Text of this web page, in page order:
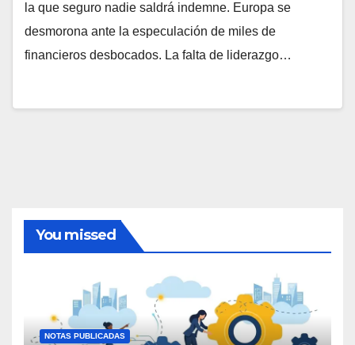
la que seguro nadie saldrá indemne. Europa se
desmorona ante la especulación de miles de
financieros desbocados. La falta de liderazgo…
You missed
NOTAS PUBLICADAS